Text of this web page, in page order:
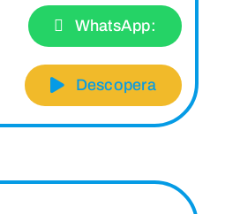
WhatsApp:
Descopera